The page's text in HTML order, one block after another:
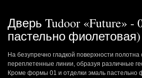
Дверь Tudoor «Future» -
пастельно фиолетовая)
На безупречно гладкой поверхности
переплетенные линии, образуя различные
Кроме формы 01 и отделки эмаль пастельно